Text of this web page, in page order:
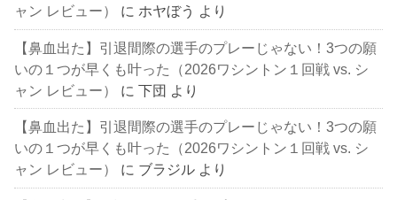
ャン レビュー）
に ホヤぼう より
【鼻血出た】引退間際の選手のプレーじゃない！3つの願
いの１つが早くも叶った（2026ワシントン１回戦 vs. シ
ャン レビュー）
に下団 より
【鼻血出た】引退間際の選手のプレーじゃない！3つの願
いの１つが早くも叶った（2026ワシントン１回戦 vs. シ
ャン レビュー）
に ブラジル より